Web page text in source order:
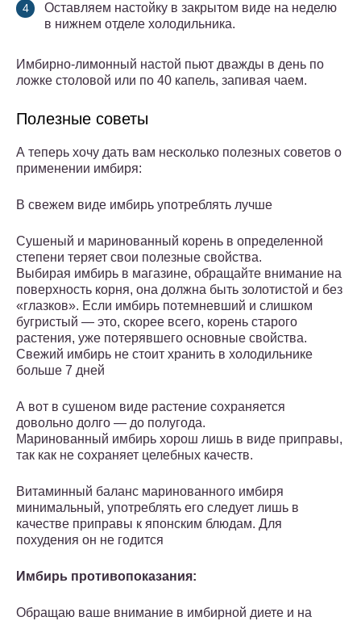
Оставляем настойку в закрытом виде на неделю
в нижнем отделе холодильника.
Имбирно-лимонный настой пьют дважды в день по
ложке столовой или по 40 капель, запивая чаем.
Полезные советы
А теперь хочу дать вам несколько полезных советов о
применении имбиря:
В свежем виде имбирь употреблять лучше
Сушеный и маринованный корень в определенной
степени теряет свои полезные свойства.
Выбирая имбирь в магазине, обращайте внимание на
поверхность корня, она должна быть золотистой и без
«глазков». Если имбирь потемневший и слишком
бугристый — это, скорее всего, корень старого
растения, уже потерявшего основные свойства.
Свежий имбирь не стоит хранить в холодильнике
больше 7 дней
А вот в сушеном виде растение сохраняется
довольно долго — до полугода.
Маринованный имбирь хорош лишь в виде приправы,
так как не сохраняет целебных качеств.
Витаминный баланс маринованного имбиря
минимальный, употреблять его следует лишь в
качестве приправы к японским блюдам. Для
похудения он не годится
Имбирь противопоказания:
Обращаю ваше внимание в имбирной диете и на